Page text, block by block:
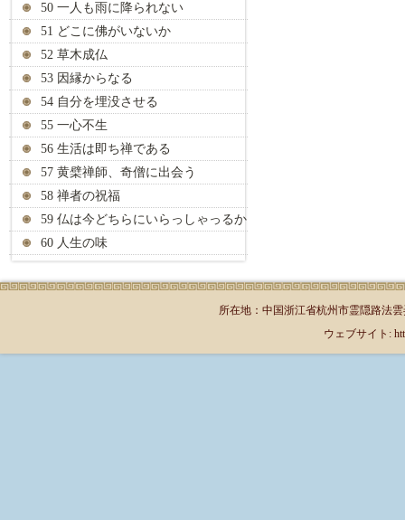
50 一人も雨に降られない
51 どこに佛がいないか
52 草木成仏
53 因縁からなる
54 自分を埋没させる
55 一心不生
56 生活は即ち禅である
57 黄檗禅師、奇僧に出会う
58 禅者の祝福
59 仏は今どちらにいらっしゃっるか
60 人生の味
所在地：中国浙江省杭州市霊隠路法
ウェブサイト: